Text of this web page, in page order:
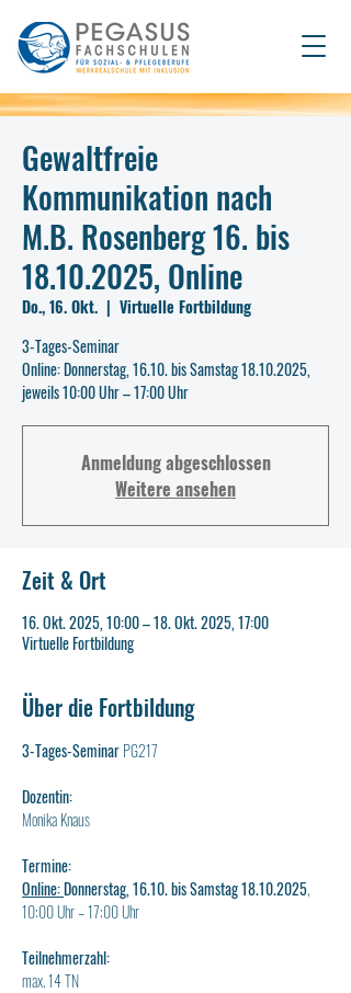
Gewaltfreie
Kommunikation nach
M.B. Rosenberg 16. bis
18.10.2025, Online
Do., 16. Okt.
  |
Virtuelle Fortbildung
3-Tages-Seminar
Online: Donnerstag, 16.10. bis Samstag 18.10.2025,
jeweils 10:00 Uhr – 17:00 Uhr
Anmeldung abgeschlossen
Weitere ansehen
Zeit & Ort
16. Okt. 2025, 10:00 – 18. Okt. 2025, 17:00
Virtuelle Fortbildung
Über die Fortbildung
3-Tages-Seminar PG217
Dozentin:
Monika Knaus
Termine:
Online: Donnerstag, 16.10. bis Samstag 18.10.2025,
10:00 Uhr – 17:00 Uhr
Teilnehmerzahl:
max. 14 TN